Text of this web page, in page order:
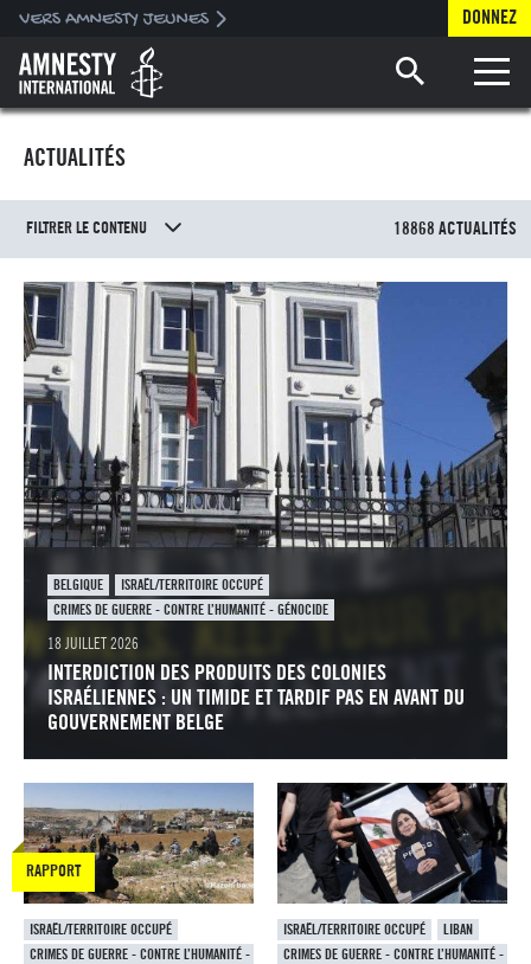
DONNEZ
ACTUALITÉS
18868 ACTUALITÉS
FILTRER LE CONTENU
BELGIQUE
ISRAËL/TERRITOIRE OCCUPÉ
CRIMES DE GUERRE - CONTRE L’HUMANITÉ - GÉNOCIDE
18 JUILLET 2026
INTERDICTION DES PRODUITS DES COLONIES
ISRAÉLIENNES : UN TIMIDE ET TARDIF PAS EN AVANT DU
GOUVERNEMENT BELGE
RAPPORT
ISRAËL/TERRITOIRE OCCUPÉ
CRIMES DE GUERRE - CONTRE L’HUMANITÉ - GÉNOCIDE
ISRAËL/TERRITOIRE OCCUPÉ
LIBAN
CRIMES DE GUERRE - CONTRE L’HUMANITÉ -